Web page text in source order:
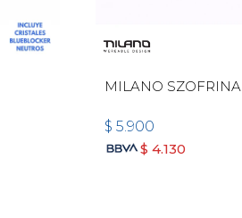
MILANO SZOFRINA
$ 5.900
$ 4.130